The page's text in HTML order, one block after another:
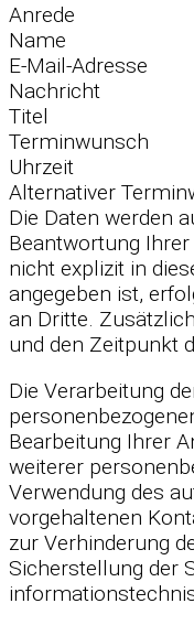
Anrede
Name
E-Mail-Adresse
Nachricht
Titel
Terminwunsch
Uhrzeit
Alternativer
Die Daten werden
Beantwortung
nicht explizit in
angegeben ist,
an Dritte.
und den Zeitpunkt
Die Verarbeitung
Bearbeitung Ihrer
weiterer
Verwendung des
vorgehaltenen
zur Verhinderung
Sicherstellung der